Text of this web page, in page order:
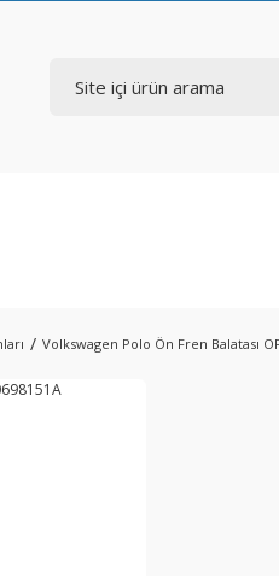
Volkswagen Polo Ön Fren Balatası